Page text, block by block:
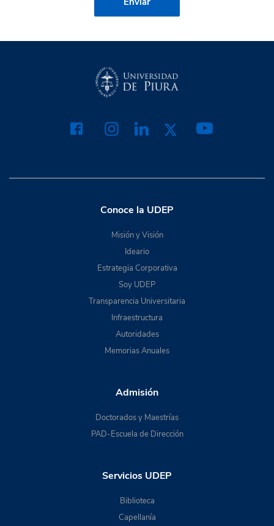
Conoce la UDEP
Misión y Visión
Ideario
Estrategia Corporativa
Soy UDEP
Transparencia Universitaria
Infraestructura
Autoridades
Memorias Anuales
Admisión
Doctorados y Maestrías
PAD-Escuela de Dirección
Servicios UDEP
Biblioteca
Capellanía